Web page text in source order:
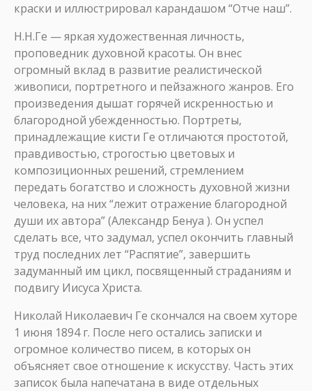
краски и иллюстрировал карандашом “Отче наш”.
Н.Н.Ге — яркая художественная личность,
проповедник духовной красоты. Он внес
огромный вклад в развитие реалистической
живописи, портретного и пейзажного жанров. Его
произведения дышат горячей искренностью и
благородной убежденностью. Портреты,
принадлежащие кисти Ге отличаются простотой,
правдивостью, строгостью цветовых и
композиционных решений, стремлением
передать богатство и сложность духовной жизни
человека, на них “лежит отражение благородной
души их автора” (Александр Бенуа ). Он успел
сделать все, что задумал, успел окончить главный
труд последних лет “Распятие”, завершить
задуманный им цикл, посвященный страданиям и
подвигу Иисуса Христа.
Николай Николаевич Ге скончался на своем хуторе
1 июня 1894 г. После него остались записки и
огромное количество писем, в которых он
объясняет свое отношение к искусству. Часть этих
записок была напечатана в виде отдельных